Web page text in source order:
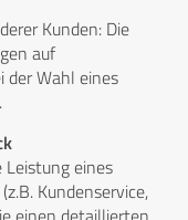
Kunden: Die
auf
der Wahl eines
Leistung eines
Kundenservice,